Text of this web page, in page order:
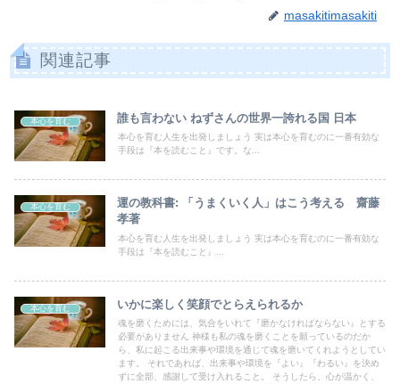
masakitimasakiti
関連記事
本心を育む 誰も言わない ねずさんの世界一誇れる国 日本
本心を育む人生を出発しましょう 実は本心を育むのに一番有効な
手段は『本を読むこと』です。な...
本心を育む
運の教科書: 「うまくいく人」はこう考える 齋藤
孝著
本心を育む人生を出発しましょう 実は本心を育むのに一番有効な
手段は『本を読むこと』...
本心を育む いかに楽しく笑顔でとらえられるか
魂を磨くためには、気合をいれて『磨かなければならない』とする
必要がありません 神様も私の魂を磨くことを願っているのだか
ら、私に起こる出来事や環境を通じて魂を磨いてくれようとしてい
ます。 それであれば、出来事や環境を『よい』『わるい』を決め
ずに全部、感謝して受け入れること。 そうしたら、心が温かく、